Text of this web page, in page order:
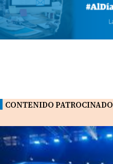
CONTENIDO PATROCINADO